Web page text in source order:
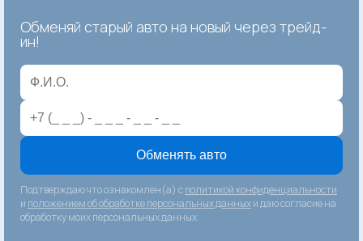
Обменяй старый авто на новый через трейд-
ин!
Обменять авто
Подтверждаю что ознакомлен(а) сполитикой конфиденциальности
и положением об обработке персональных данныхи даю согласие на
обработку моих персональных данных